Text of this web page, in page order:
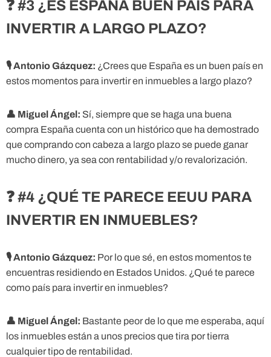
❓ #3 ¿ES ESPAÑA BUEN PAÍS PARA
INVERTIR A LARGO PLAZO?
🎙Antonio Gázquez: ¿Crees que España es un buen país en
estos momentos para invertir en inmuebles a largo plazo?
👤 Miguel Ángel: Sí, siempre que se haga una buena
compra España cuenta con un histórico que ha demostrado
que comprando con cabeza a largo plazo se puede ganar
mucho dinero, ya sea con rentabilidad y/o revalorización.
❓ #4 ¿QUÉ TE PARECE EEUU PARA
INVERTIR EN INMUEBLES?
🎙Antonio Gázquez: Por lo que sé, en estos momentos te
encuentras residiendo en Estados Unidos. ¿Qué te parece
como país para invertir en inmuebles?
👤 Miguel Ángel: Bastante peor de lo que me esperaba, aquí
los inmuebles están a unos precios que tira por tierra
cualquier tipo de rentabilidad.